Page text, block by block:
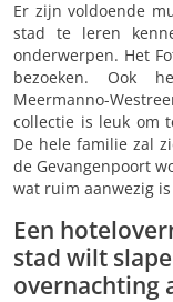
Er zijn voldoende
stad te leren
onderwerpen. Het
bezoeken. Ook
Meermanno-
collectie is leuk om
De hele familie zal
de Gevangenpoort
wat ruim aanwezig
Een
stad wilt
overnachting